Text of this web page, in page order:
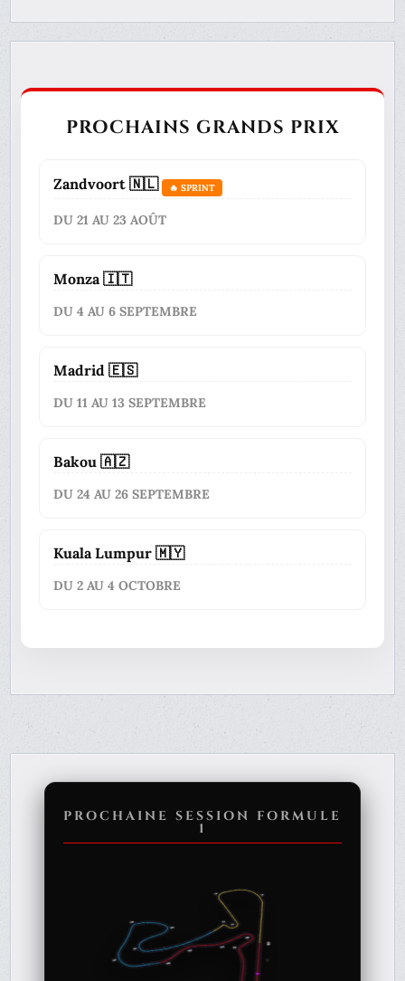
PROCHAINS GRANDS PRIX
Zandvoort 🇳🇱 🔥 SPRINT
DU 21 AU 23 AOÛT
Monza 🇮🇹
DU 4 AU 6 SEPTEMBRE
Madrid 🇪🇸
DU 11 AU 13 SEPTEMBRE
Bakou 🇦🇿
DU 24 AU 26 SEPTEMBRE
Kuala Lumpur 🇲🇾
DU 2 AU 4 OCTOBRE
PROCHAINE SESSION FORMULE
1